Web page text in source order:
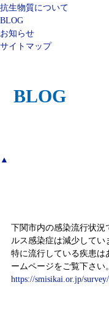
抗生物質について
BLOG
お知らせ
サイトマップ
BLOG
▲
下関市内の感染流行状況
ルス感染症は減少してい
特に流行している疾患は
ームページをご覧下さい。
https://smisikai.or.jp/